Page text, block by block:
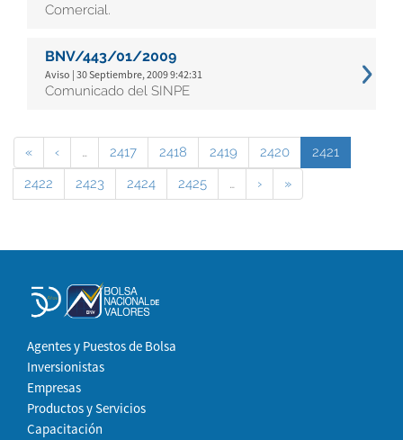
Comercial.
BNV/443/01/2009
Aviso | 30 Septiembre, 2009 9:42:31
Comunicado del SINPE
« ‹ … 2417 2418 2419 2420
2421
2422
2423 2424 2425 … › »
Agentes y Puestos de Bolsa
Inversionistas
Empresas
Productos y Servicios
Capacitación